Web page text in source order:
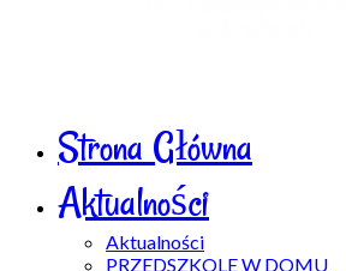
Strona Główna
Aktualności
Aktualności
PRZEDSZKOLE W DOMU